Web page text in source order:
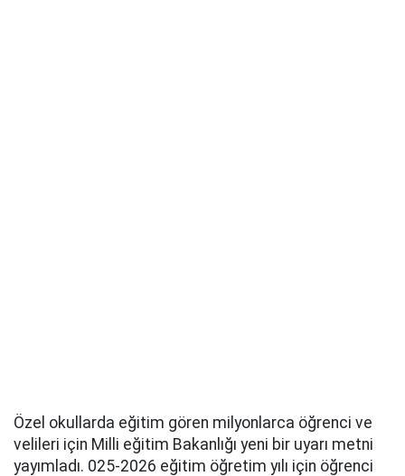
Özel okullarda eğitim gören milyonlarca öğrenci ve
velileri için Milli eğitim Bakanlığı yeni bir uyarı metni
yayımladı. 025-2026 eğitim öğretim yılı için öğrenci